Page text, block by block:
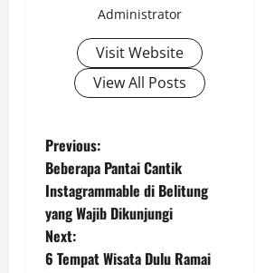
Administrator
Visit Website
View All Posts
P
o
s
Previous:
Beberapa Pantai Cantik
Instagrammable di Belitung
yang Wajib Dikunjungi
Next:
6 Tempat Wisata Dulu Ramai